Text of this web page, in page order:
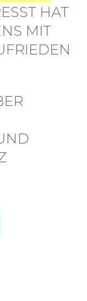
HAT
MIT